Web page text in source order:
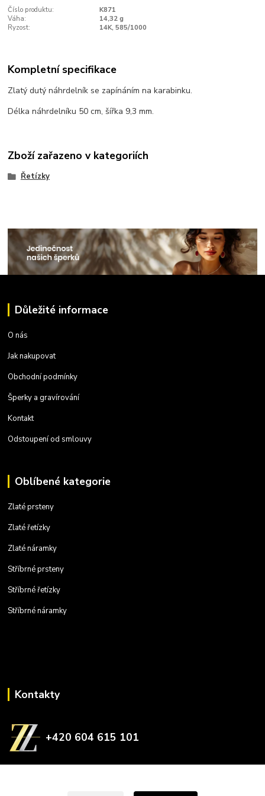
Číslo produktu:
K871
Váha:
14,32 g
Ryzost:
14K, 585/1000
Kompletní specifikace
Zlatý dutý náhrdelník se zapínáním na karabinku.
Délka náhrdelníku 50 cm, šířka 9,3 mm.
Zboží zařazeno v kategoriích
Řetízky
Důležité informace
O nás
Jak nakupovat
Obchodní podmínky
Šperky a gravírování
Kontakt
Odstoupení od smlouvy
Oblíbené kategorie
Zlaté prsteny
Zlaté řetízky
Zlaté náramky
Stříbrné prsteny
Stříbrné řetízky
Stříbrné náramky
Kontakty
+420 604 615 101